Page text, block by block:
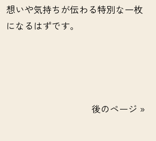
想いや気持ちが伝わる特別な一枚
になるはずです。
後のページ »